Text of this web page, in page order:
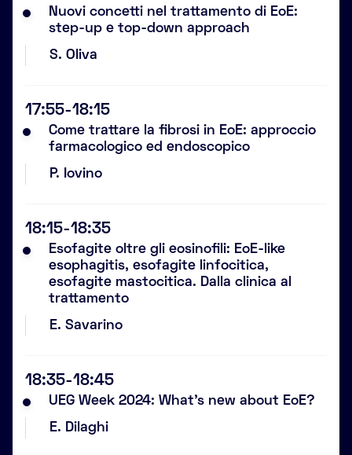
Nuovi concetti nel trattamento di EoE:
step-up e top-down approach
S. Oliva
17:55-18:15
Come trattare la fibrosi in EoE: approccio
farmacologico ed endoscopico
P. Iovino
18:15-18:35
Esofagite oltre gli eosinofili: EoE-like
esophagitis, esofagite linfocitica,
esofagite mastocitica. Dalla clinica al
trattamento
E. Savarino
18:35-18:45
UEG Week 2024: What’s new about EoE?
E. Dilaghi